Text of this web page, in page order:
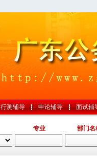
行测辅导 申论辅导 面试辅
专业 部门名